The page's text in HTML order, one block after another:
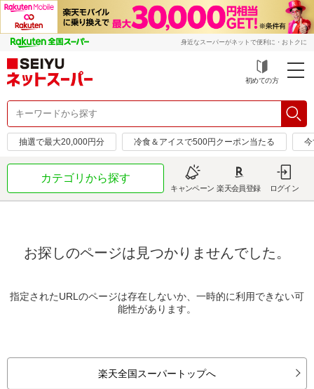
身近なスーパーがネットで便利に・おトクに
初めての方
抽選で最大20,000円分 冷食＆アイスで500円クーポン当たる
カテゴリから探す
キャンペーン 楽天会員登録 ログイン
お探しのページは見つかりませんでした。
指定されたURLのページは存在しないか、一時的に利用できない可
能性があります。
楽天全国スーパートップへ